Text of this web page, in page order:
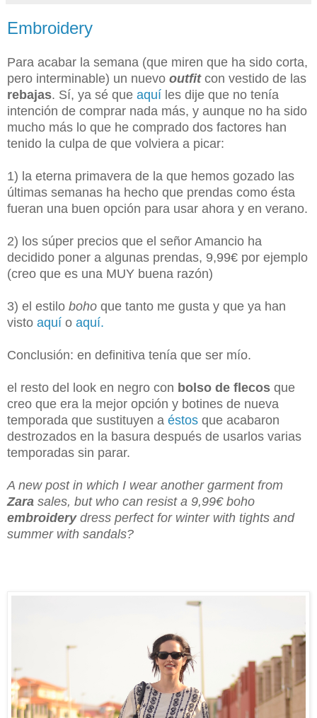
Embroidery
Para acabar la semana (que miren que ha sido corta,
pero interminable) un nuevo outfit con vestido de las
rebajas. Sí, ya sé que aquí les dije que no tenía
intención de comprar nada más, y aunque no ha sido
mucho más lo que he comprado dos factores han
tenido la culpa de que volviera a picar:
1) la eterna primavera de la que hemos gozado las
últimas semanas ha hecho que prendas como ésta
fueran una buen opción para usar ahora y en verano.
2) los súper precios que el señor Amancio ha
decidido poner a algunas prendas, 9,99€ por ejemplo
(creo que es una MUY buena razón)
3) el estilo boho que tanto me gusta y que ya han
visto aquí o aquí.
Conclusión: en definitiva tenía que ser mío.
el resto del look en negro con bolso de flecos que
creo que era la mejor opción y botines de nueva
temporada que sustituyen a éstos que acabaron
destrozados en la basura después de usarlos varias
temporadas sin parar.
A new post in which I wear another garment from
Zara sales, but who can resist a 9,99€ boho
embroidery dress perfect for winter with tights and
summer with sandals?